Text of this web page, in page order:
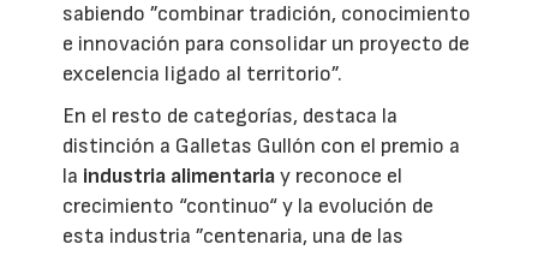
sabiendo ”combinar tradición, conocimiento
e innovación para consolidar un proyecto de
excelencia ligado al territorio”.
En el resto de categorías, destaca la
distinción a Galletas Gullón con el premio a
la industria alimentariay reconoce el
crecimiento “continuo“ y la evolución de
esta industria ”centenaria, una de las